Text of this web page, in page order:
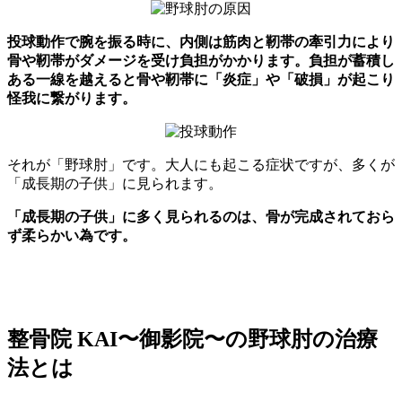
投球動作で腕を振る時に、内側は筋肉と靭帯の牽引力により
骨や靭帯がダメージを受け負担がかかります。負担が蓄積し
ある一線を越えると骨や靭帯に「炎症」や「破損」が起こり
怪我に繋がります。
それが「野球肘」です。大人にも起こる症状ですが、多くが
「成長期の子供」に見られます。
「成長期の子供」に多く見られるのは、骨が完成されておら
ず柔らかい為です。
整骨院 KAI〜御影院〜の野球肘の治療
法とは